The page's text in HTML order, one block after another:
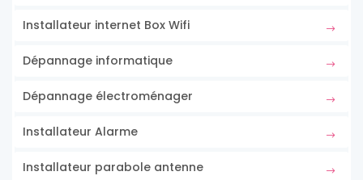
Installateur internet Box Wifi
Dépannage informatique
Dépannage électroménager
Installateur Alarme
Installateur parabole antenne